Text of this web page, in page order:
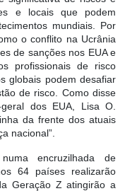
e locais que podem
mundiais. Por
o conflito na Ucrânia
de sanções nos EUA e
profissionais de risco
globais podem desafiar
de risco. Como disse
dos EUA, Lisa O.
da frente dos atuais
nacional”.
encruzilhada de
64 países realizarão
Geração Z atingirão a